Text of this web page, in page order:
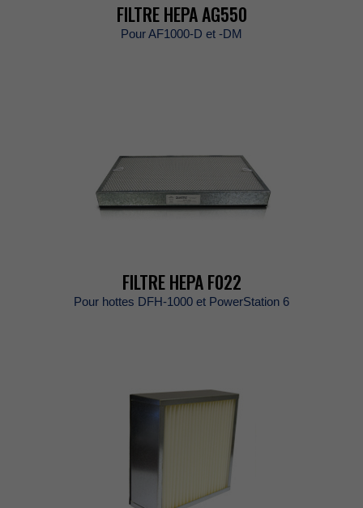
FILTREHEPAAG550
PourAF1000-Det-DM
FILTREHEPAF022
PourhottesDFH-1000etPowerStation6